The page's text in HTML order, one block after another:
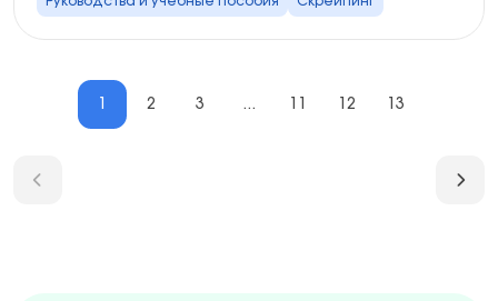
1 2 3 ... 11 12 13